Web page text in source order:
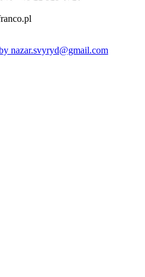
nazar.svyryd@gmail.com